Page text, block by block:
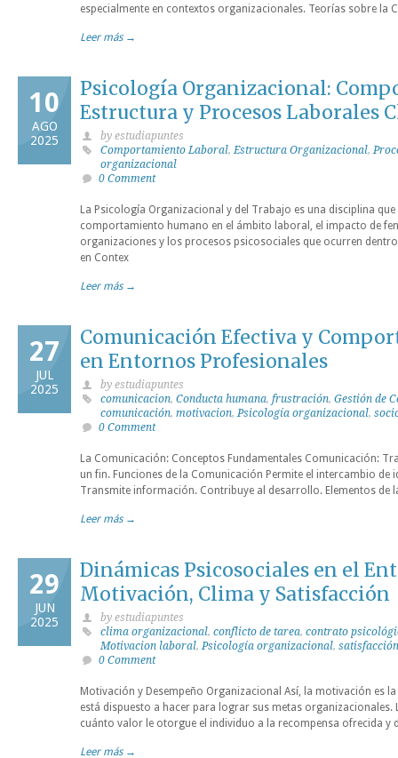
especialmente en contextos organizacionales. Teorías sobre la
Leer más →
10
AGO
2025
Psicología Organizacional:
Estructura y Procesos Laborales
by estudiapuntes
Comportamiento Laboral,Estructura Organizacional,
organizacional
0 Comment
La Psicología Organizacional y del Trabajo es una disciplina
comportamiento humano en el ámbito laboral, el impacto de
organizaciones y los procesos psicosociales que ocurren
en Contex
Leer más →
27
JUL
2025
Comunicación Efectiva y
en Entornos Profesionales
by estudiapuntes
comunicacion, Conducta humana, frustración, Gestión de
comunicación, motivacion,Psicología organizacional,
0 Comment
La Comunicación: Conceptos Fundamentales Comunicación:
un fin. Funciones de la Comunicación Permite el intercambio de
Transmite información. Contribuye al desarrollo. Elementos de
Leer más →
29
JUN
2025
Dinámicas Psicosociales en el
Motivación, Clima y Satisfacción
by estudiapuntes
clima organizacional, conflicto de tarea, contrato
Motivacion laboral,Psicología organizacional,
0 Comment
Motivación y Desempeño Organizacional Así, la motivación es
está dispuesto a hacer para lograr sus metas organizacionales.
cuánto valor le otorgue el individuo a la recompensa ofrecida y
Leer más →